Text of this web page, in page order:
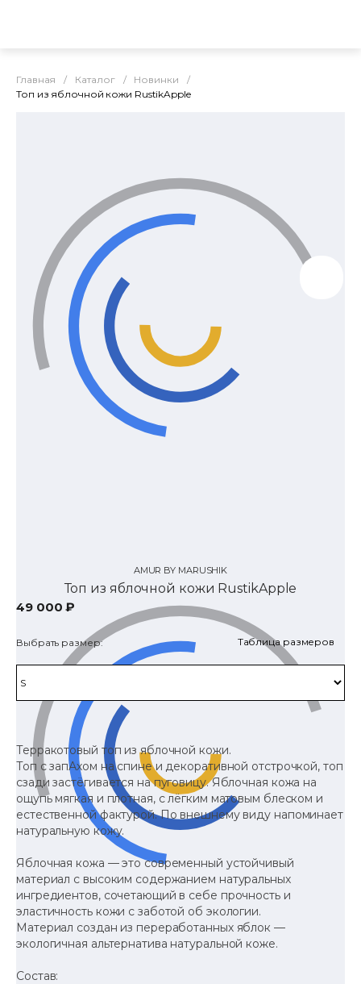
Главная / Каталог / Новинки
/
Топ из яблочной кожи RustikApple
AMUR BY MARUSHIK
Топ из яблочной кожи RustikApple
49 000 ₽
Выбрать размер: Таблица размеров
Терракотовый топ из яблочной кожи.
Топ с запАхом на спине и декоративной отстрочкой, топ
сзади застёгивается на пуговицу. Яблочная кожа на
ощупь мягкая и плотная, с лёгким матовым блеском и
естественной фактурой. По внешнему виду напоминает
натуральную кожу.
Яблочная кожа — это современный устойчивый
материал с высоким содержанием натуральных
ингредиентов, сочетающий в себе прочность и
эластичность кожи с заботой об экологии.
Материал создан из переработанных яблок —
экологичная альтернатива натуральной коже.
Состав: